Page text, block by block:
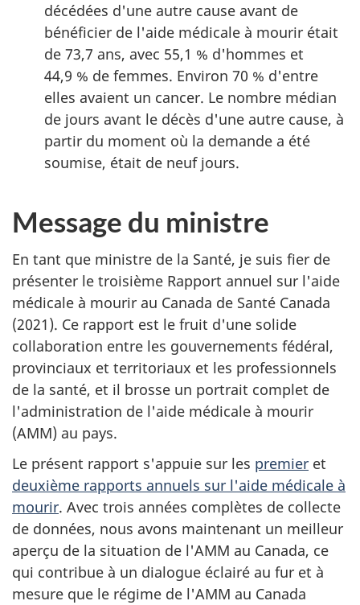
décédées d'une autre cause avant de
bénéficier de l'aide médicale à mourir était
de 73,7 ans, avec 55,1 % d'hommes et
44,9 % de femmes. Environ 70 % d'entre
elles avaient un cancer. Le nombre médian
de jours avant le décès d'une autre cause, à
partir du moment où la demande a été
soumise, était de neuf jours.
Message du ministre
En tant que ministre de la Santé, je suis fier de
présenter le troisième Rapport annuel sur l'aide
médicale à mourir au Canada de Santé Canada
(2021). Ce rapport est le fruit d'une solide
collaboration entre les gouvernements fédéral,
provinciaux et territoriaux et les professionnels
de la santé, et il brosse un portrait complet de
l'administration de l'aide médicale à mourir
(AMM) au pays.
Le présent rapport s'appuie sur les premier et
deuxième rapports annuels sur l'aide médicale à
mourir. Avec trois années complètes de collecte
de données, nous avons maintenant un meilleur
aperçu de la situation de l'AMM au Canada, ce
qui contribue à un dialogue éclairé au fur et à
mesure que le régime de l'AMM au Canada